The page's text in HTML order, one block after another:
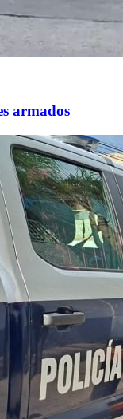
armados